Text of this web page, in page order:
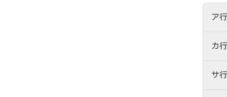
ア行
カ行
サ行